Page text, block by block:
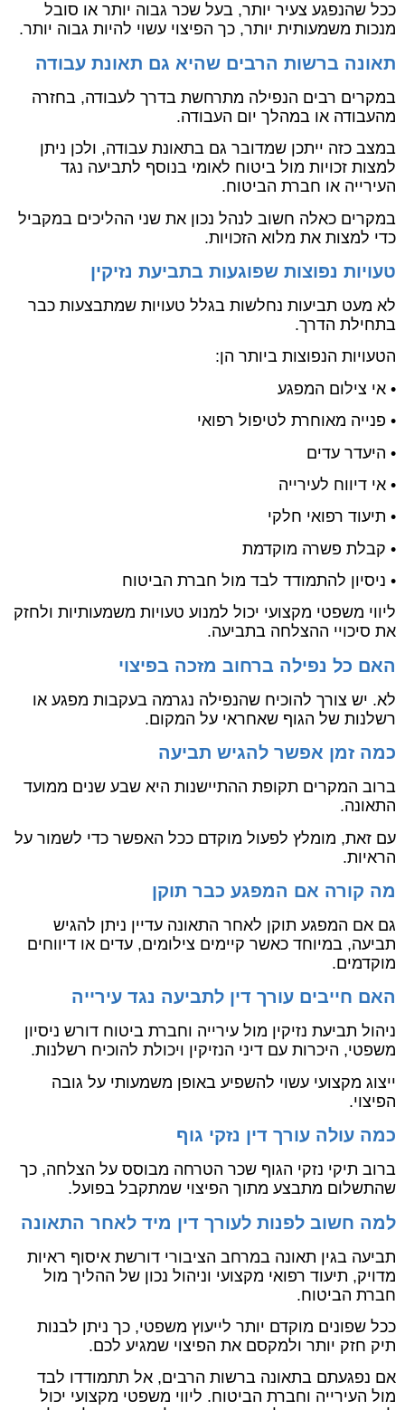
ככל שהנפגע צעיר יותר, בעל שכר גבוה יותר או סובל
מנכות משמעותית יותר, כך הפיצוי עשוי להיות גבוה יותר.
תאונה ברשות הרבים שהיא גם תאונת עבודה
במקרים רבים הנפילה מתרחשת בדרך לעבודה, בחזרה
מהעבודה או במהלך יום העבודה.
במצב כזה ייתכן שמדובר גם בתאונת עבודה, ולכן ניתן
למצות זכויות מול ביטוח לאומי בנוסף לתביעה נגד
העירייה או חברת הביטוח.
במקרים כאלה חשוב לנהל נכון את שני ההליכים במקביל
כדי למצות את מלוא הזכויות.
טעויות נפוצות שפוגעות בתביעת נזיקין
לא מעט תביעות נחלשות בגלל טעויות שמתבצעות כבר
בתחילת הדרך.
הטעויות הנפוצות ביותר הן:
• אי צילום המפגע
• פנייה מאוחרת לטיפול רפואי
• היעדר עדים
• אי דיווח לעירייה
• תיעוד רפואי חלקי
• קבלת פשרה מוקדמת
• ניסיון להתמודד לבד מול חברת הביטוח
ליווי משפטי מקצועי יכול למנוע טעויות משמעותיות ולחזק
את סיכויי ההצלחה בתביעה.
האם כל נפילה ברחוב מזכה בפיצוי
לא. יש צורך להוכיח שהנפילה נגרמה בעקבות מפגע או
רשלנות של הגוף שאחראי על המקום.
כמה זמן אפשר להגיש תביעה
ברוב המקרים תקופת ההתיישנות היא שבע שנים ממועד
התאונה.
עם זאת, מומלץ לפעול מוקדם ככל האפשר כדי לשמור על
הראיות.
מה קורה אם המפגע כבר תוקן
גם אם המפגע תוקן לאחר התאונה עדיין ניתן להגיש
תביעה, במיוחד כאשר קיימים צילומים, עדים או דיווחים
מוקדמים.
האם חייבים עורך דין לתביעה נגד עירייה
ניהול תביעת נזיקין מול עירייה וחברת ביטוח דורש ניסיון
משפטי, היכרות עם דיני הנזיקין ויכולת להוכיח רשלנות.
ייצוג מקצועי עשוי להשפיע באופן משמעותי על גובה
הפיצוי.
כמה עולה עורך דין נזקי גוף
ברוב תיקי נזקי הגוף שכר הטרחה מבוסס על הצלחה, כך
שהתשלום מתבצע מתוך הפיצוי שמתקבל בפועל.
למה חשוב לפנות לעורך דין מיד לאחר התאונה
תביעה בגין תאונה במרחב הציבורי דורשת איסוף ראיות
מדויק, תיעוד רפואי מקצועי וניהול נכון של ההליך מול
חברת הביטוח.
ככל שפונים מוקדם יותר לייעוץ משפטי, כך ניתן לבנות
תיק חזק יותר ולמקסם את הפיצוי שמגיע לכם.
אם נפגעתם בתאונה ברשות הרבים, אל תתמודדו לבד
מול העירייה וחברת הביטוח. ליווי משפטי מקצועי יכול